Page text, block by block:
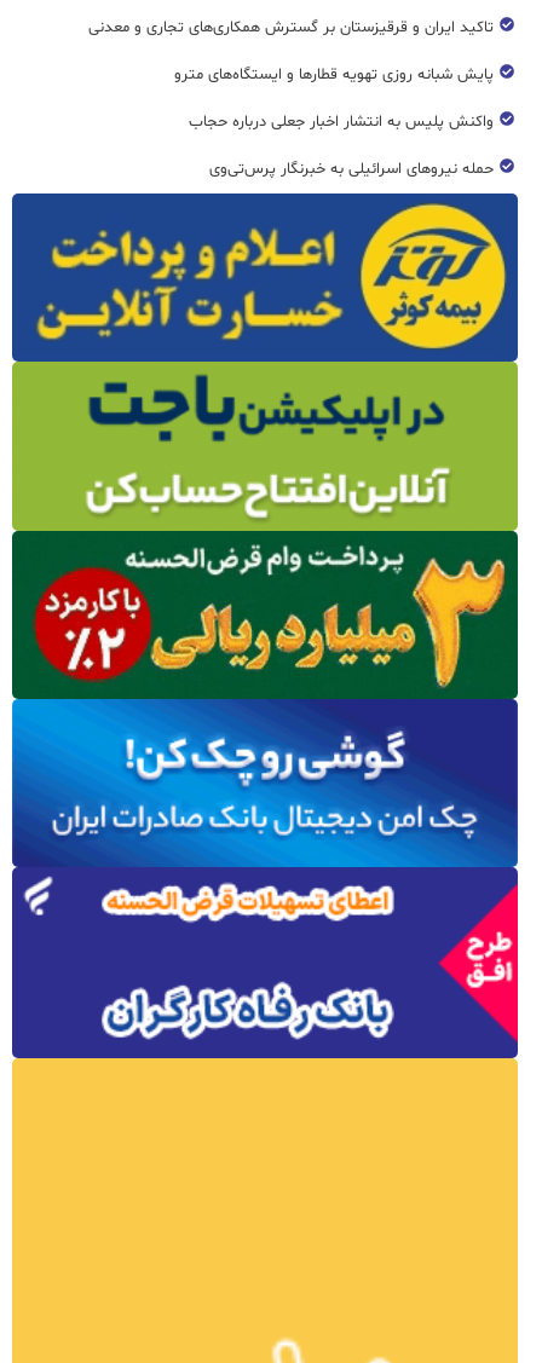
تاکید ایران و قرقیزستان بر گسترش همکاری‌های تجاری و معدنی
پایش شبانه روزی تهویه قطار‌ها و ایستگاه‌های مترو
واکنش پلیس به انتشار اخبار جعلی درباره حجاب
حمله نیروهای اسرائیلی به خبرنگار پرس‌تی‌وی